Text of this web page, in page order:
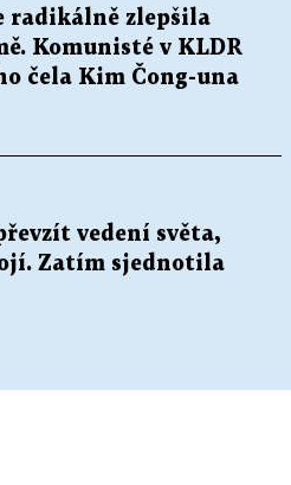
radikálně zlepšila
Komunisté v KLDR
čela Kim Čong-una
vedení světa,
Zatím sjednotila